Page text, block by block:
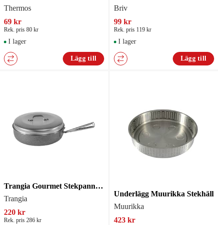
Thermos
69 kr
Rek. pris 80 kr
I lager
Lägg till
Briv
99 kr
Rek. pris 119 kr
I lager
Lägg till
Trangia Gourmet Stekpanna 20cm Non-stick
Trangia
220 kr
Rek. pris 286 kr
Underlägg Muurikka Stekhäll
Muurikka
423 kr